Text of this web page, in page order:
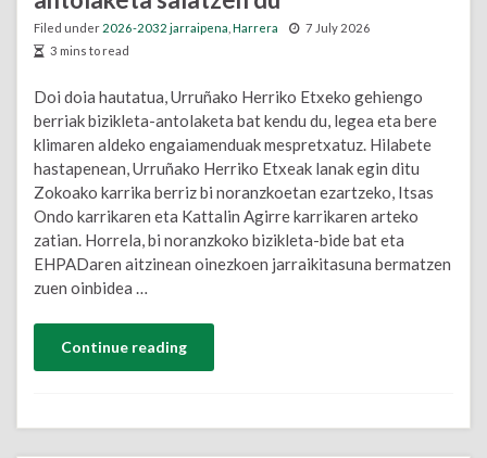
Filed under 2026-2032 jarraipena Harrera
7 July 2026
3 mins to read
Doi doia hautatua, Urruñako Herriko Etxeko gehiengo
berriak bizikleta-antolaketa bat kendu du, legea eta bere
klimaren aldeko engaiamenduak mespretxatuz. Hilabete
hastapenean, Urruñako Herriko Etxeak lanak egin ditu
Zokoako karrika berriz bi noranzkoetan ezartzeko, Itsas
Ondo karrikaren eta Kattalin Agirre karrikaren arteko
zatian. Horrela, bi noranzkoko bizikleta-bide bat eta
EHPADaren aitzinean oinezkoen jarraikitasuna bermatzen
zuen oinbidea …
Continue reading